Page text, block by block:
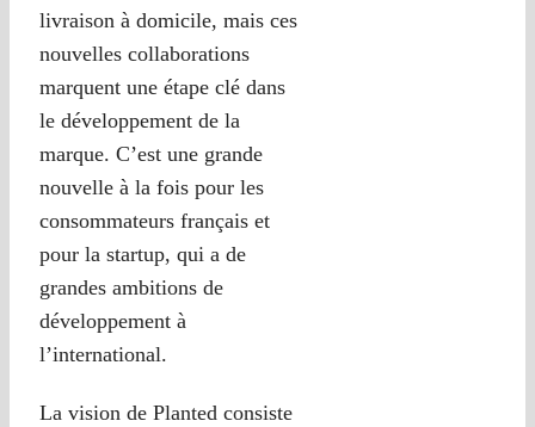
livraison à domicile, mais ces
nouvelles collaborations
marquent une étape clé dans
le développement de la
marque. C’est une grande
nouvelle à la fois pour les
consommateurs français et
pour la startup, qui a de
grandes ambitions de
développement à
l’international.
La vision de Planted consiste